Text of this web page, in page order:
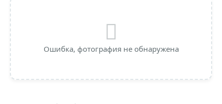
Ошибка, фотография не обнаружена